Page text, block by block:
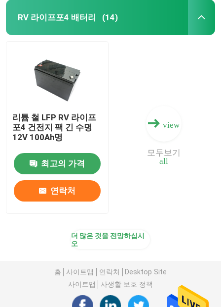
RV 라이프포4 배터리 (14)
리튬 철 LFP RV 라이프
포4 건전지 팩 긴 수명
12V 100Ah명
최고의 가격
연락처
view
all
모두보기
더 많은 것을 전망하십시
오
홈 사이트맵 연락처
Desktop Site
사이트맵
사생활 보호 정책